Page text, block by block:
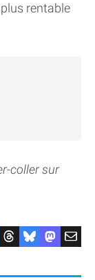
rentable
coller sur